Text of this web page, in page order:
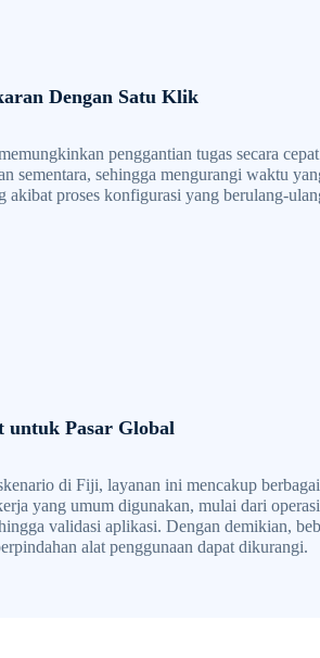
Dengan Satu Klik
penggantian tugas secara
sementara, sehingga mengurangi waktu
akibat proses konfigurasi yang berulang-
untuk Pasar Global
di Fiji, layanan ini mencakup berbagai
yang umum digunakan, mulai dari operasi
validasi aplikasi. Dengan demikian,
alat penggunaan dapat dikurangi.